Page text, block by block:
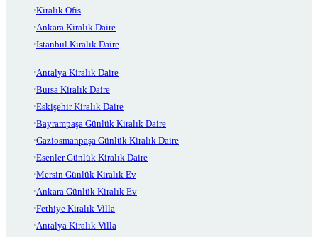
Kiralık Ofis
Ankara Kiralık Daire
İstanbul Kiralık Daire
Antalya Kiralık Daire
Bursa Kiralık Daire
Eskişehir Kiralık Daire
Bayrampaşa Günlük Kiralık Daire
Gaziosmanpaşa Günlük Kiralık Daire
Esenler Günlük Kiralık Daire
Mersin Günlük Kiralık Ev
Ankara Günlük Kiralık Ev
Fethiye Kiralık Villa
Antalya Kiralık Villa